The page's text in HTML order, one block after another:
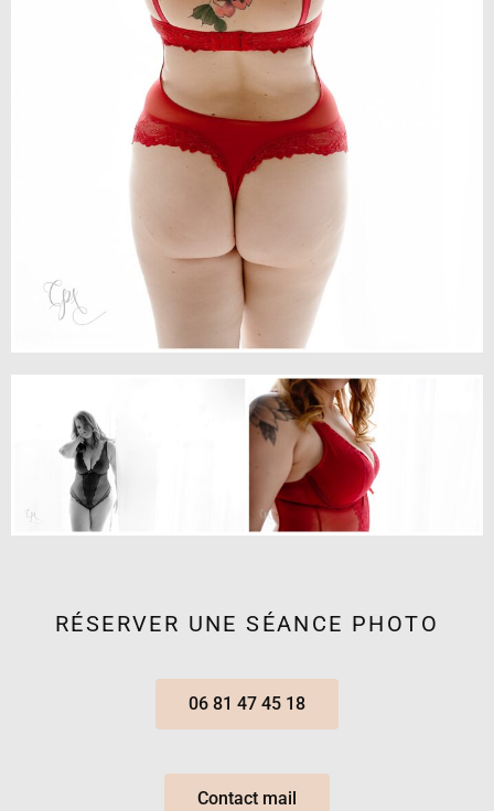
RÉSERVER UNE SÉANCE PHOTO
06 81 47 45 18
Contact mail